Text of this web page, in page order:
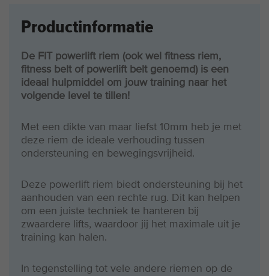
Productinformatie
De FIT powerlift riem (ook wel fitness riem,
fitness belt of powerlift belt genoemd) is een
ideaal hulpmiddel om jouw training naar het
volgende level te tillen!
Met een dikte van maar liefst 10mm heb je met
deze riem de ideale verhouding tussen
ondersteuning en bewegingsvrijheid.
Deze powerlift riem biedt ondersteuning bij het
aanhouden van een rechte rug. Dit kan helpen
om een juiste techniek te hanteren bij
zwaardere lifts, waardoor jij het maximale uit je
training kan halen.
In tegenstelling tot vele andere riemen op de